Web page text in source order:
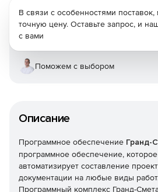
Описание
Программное обеспечение Гранд-
программное обеспечение,
автоматизирует составление
документации на любые виды работ.
Программный комплекс Гранд-
В связи с особенностями
точную цену. Оставьте запрос, и
с вами
Поможем с выбором